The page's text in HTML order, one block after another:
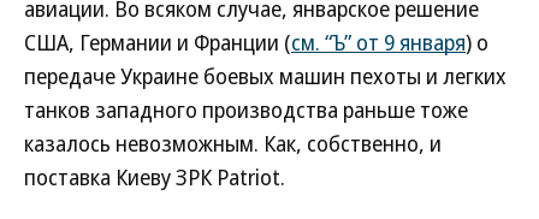
авиации. Во всяком случае, январское решение
США, Германии и Франции (см. “Ъ” от 9 января) о
передаче Украине боевых машин пехоты и легких
танков западного производства раньше тоже
казалось невозможным. Как, собственно, и
поставка Киеву ЗРК Patriot.